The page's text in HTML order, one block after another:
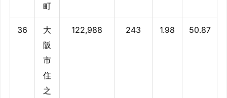
町
36
大
阪
市
住
之
122,988 243 1.98 50.87